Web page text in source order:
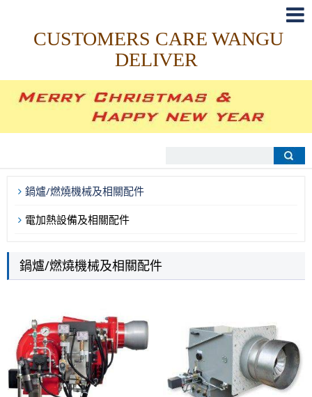
CUSTOMERS CARE WANGU
DELIVER
鍋爐/燃燒機械及相關配件
電加熱設備及相關配件
鍋爐/燃燒機械及相關配件